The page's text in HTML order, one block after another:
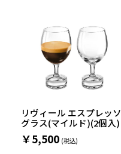
リヴィール エスプレッソ
グラス(マイルド)(2個入)
￥5,500